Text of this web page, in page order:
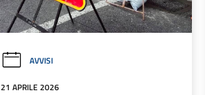
AVVISI
21 APRILE 2026